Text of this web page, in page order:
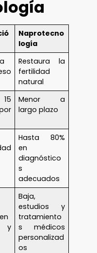
Naprotecno
logía
Restaura la
fertilidad
natural
Menor a
largo plazo
Hasta 80%
en
diagnóstico
s
adecuados
Baja,
estudios y
tratamiento
s médicos
personalizad
os